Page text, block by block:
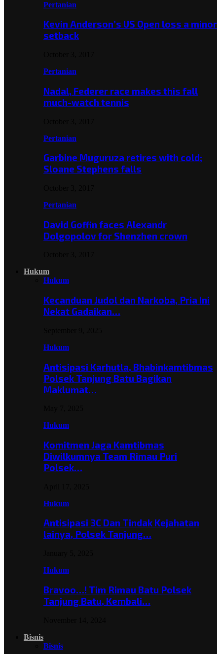
Pertanian
Kevin Anderson’s US Open loss a minor
setback
Pertanian
Nadal, Federer race makes this fall
much-watch tennis
Pertanian
Garbine Muguruza retires with cold;
Sloane Stephens falls
Pertanian
David Goffin faces Alexandr
Dolgopolov for Shenzhen crown
Hukum
Hukum
Kecanduan Judol dan Narkoba, Pria Ini
Nekat Gadaikan…
Hukum
Antisipasi Karhutla, Bhabinkamtibmas
Polsek Tanjung Batu Bagikan
Maklumat…
Hukum
Komitmen Jaga Kamtibmas
Diwilkumnya Team Rimau Puri
Polsek…
Hukum
Antisipasi 3C Dan Tindak Kejahatan
lainya, Polsek Tanjung…
Hukum
Bravoo…! Tim Rimau Batu Polsek
Tanjung Batu, Kembali…
Bisnis
Bisnis